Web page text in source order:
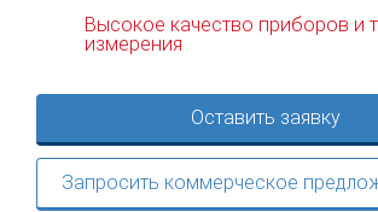
Высокое качество приборов и
измерения
Оставить заявку
Запросить коммерческое